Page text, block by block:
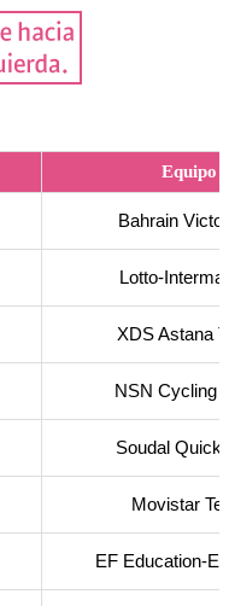
Equipo
Bahrain
Lotto-
XDS Astana
NSN Cycling
Soudal
Movistar
EF Education-